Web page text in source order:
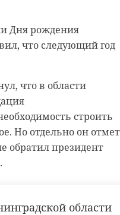
Дня рождения
что следующий год
что в области
строить
Но отдельно он
обратил президент
области
снимали сюжет про
к ним подбежали
что рядом тонет
помощь. Снял одежду
Собаку успешно
опыт в
дома,
реставрация